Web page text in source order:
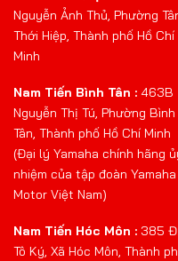
Nguyễn Ảnh Thủ, Phường
Thới Hiệp, Thành phố Hồ Chí
Minh
Nam Tiến Bình Tân : 463B
Nguyễn Thị Tú, Phường Bình
Tân, Thành phố Hồ Chí Minh
(Đại lý Yamaha chính hãng
nhiệm của tập đoàn Yamaha
Motor Việt Nam)
Nam Tiến Hóc Môn : 385 Đ.
Tô Ký, Xã Hóc Môn, Thành